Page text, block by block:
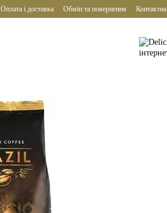
Оплата і доставка Обмін та повернення